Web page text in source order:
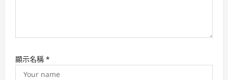
顯示名稱 *